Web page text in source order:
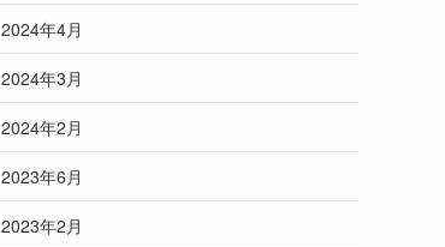
2024年4月
2024年3月
2024年2月
2023年6月
2023年2月